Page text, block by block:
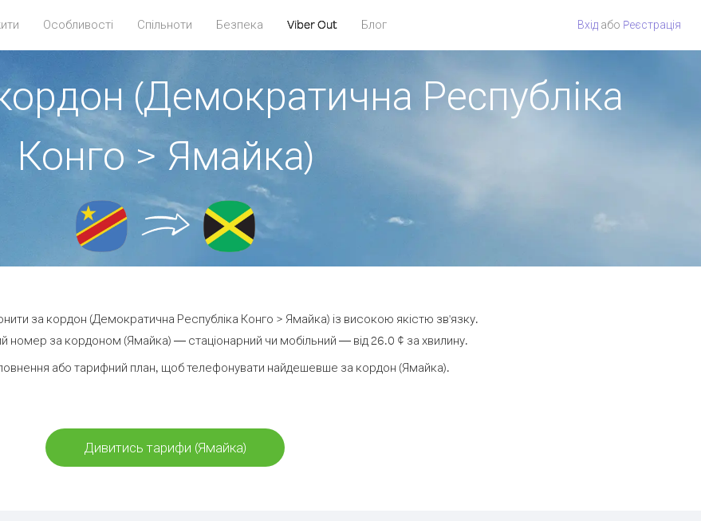
Особливості Спільноти Безпека Viber Out Блог Вхід або Pеєстрація
(Демократична Республіка
Конго > Ямайка)
за кордон (Демократична Республіка Конго > Ямайка) із високою якістю зв'язку.
номер за кордоном (Ямайка) — стаціонарний чи мобільний — від 26.0 ¢ за хвилину.
або тарифний план, щоб телефонувати найдешевше за кордон (Ямайка).
Дивитись тарифи (Ямайка)